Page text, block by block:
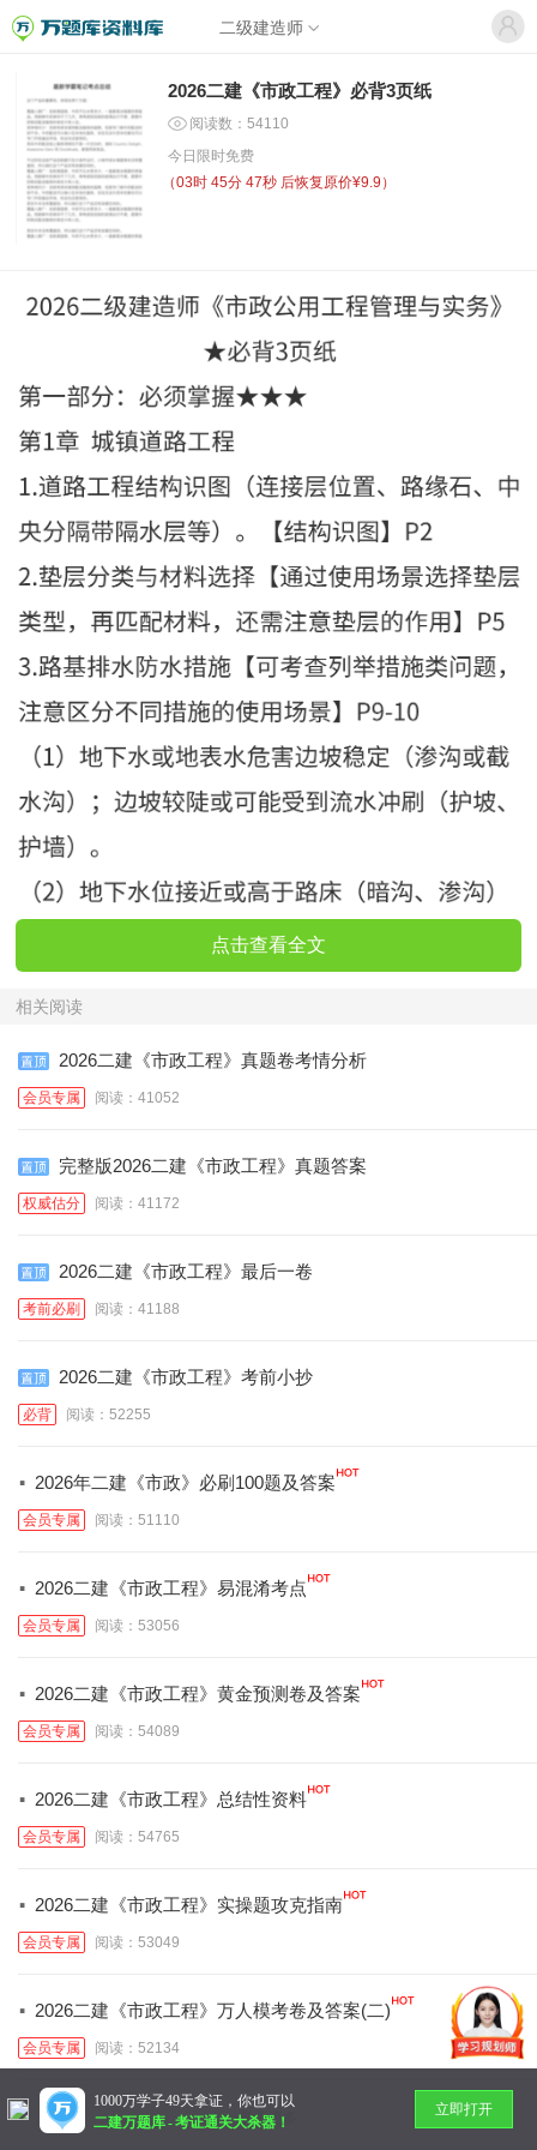
二级建造师
2026二建《市政工程》必背3页纸
阅读数：54110
今日限时免费
（03时 45分 47秒 后恢复原价¥9.9）
点击查看全文
相关阅读
2026二建《市政工程》真题卷考情分析
会员专属 阅读：41052
完整版2026二建《市政工程》真题答案
权威估分 阅读：41172
2026二建《市政工程》最后一卷
考前必刷 阅读：41188
2026二建《市政工程》考前小抄
必背 阅读：52255
· 2026年二建《市政》必刷100题及答案
会员专属 阅读：51110
· 2026二建《市政工程》易混淆考点
会员专属 阅读：53056
· 2026二建《市政工程》黄金预测卷及答案
会员专属 阅读：54089
· 2026二建《市政工程》总结性资料
会员专属 阅读：54765
· 2026二建《市政工程》实操题攻克指南
会员专属 阅读：53049
· 2026二建《市政工程》万人模考卷及答案(二)
会员专属 阅读：52134
暂无更多
1000万学子49天拿证，你也可以
二建万题库-考证通关大杀器！
立即打开